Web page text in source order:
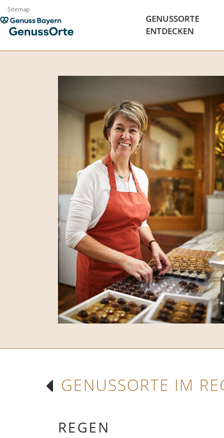
Zum
Inhalt
springen
Sitemap
GENUSSORTE
ENTDECKEN
GENUSSORTE IM
REGEN